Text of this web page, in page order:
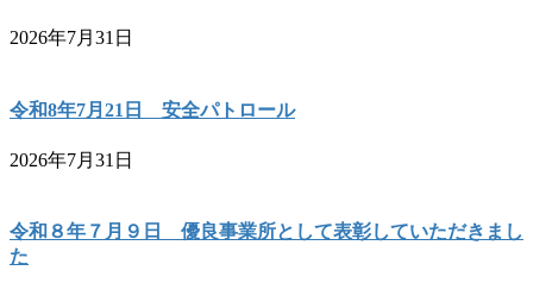
2026年7月31日
令和8年7月21日 安全パトロール
2026年7月31日
令和８年７月９日 優良事業所として表彰していただきまし
た